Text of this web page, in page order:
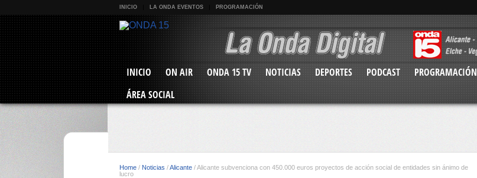
INICIO LA ONDA EVENTOS PROGRAMACIÓN
INICIO ON AIR ONDA 15 TV NOTICIAS DEPORTES PODCAST PROGRAMACIÓN
ÁREA SOCIAL
Home / Noticias /Alicante /Alicante subvenciona con 450.000 euros proyectos de acción social de entidades sin ánimo de
lucro